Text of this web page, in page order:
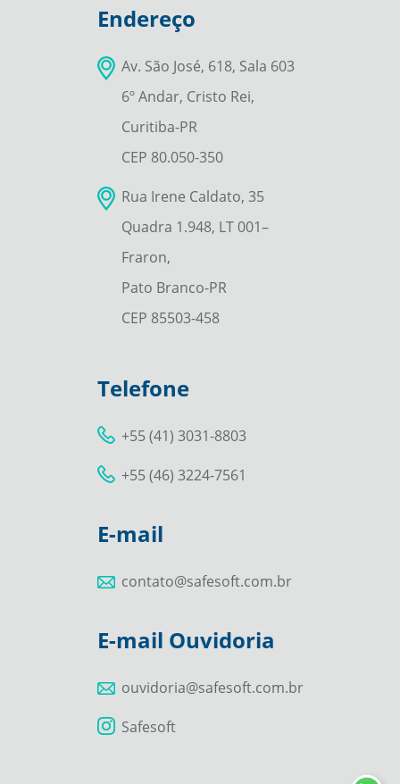
Endereço
Av. São José, 618, Sala 603
6º Andar, Cristo Rei,
Curitiba-PR
CEP 80.050-350
Rua Irene Caldato, 35
Quadra 1.948, LT 001–
Fraron,
Pato Branco-PR
CEP 85503-458
Telefone
+55 (41) 3031-8803
+55 (46) 3224-7561
E-mail
contato@safesoft.com.br
E-mail Ouvidoria
ouvidoria@safesoft.com.br
Safesoft